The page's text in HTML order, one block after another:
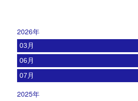
2026年
03月
06月
07月
2025年